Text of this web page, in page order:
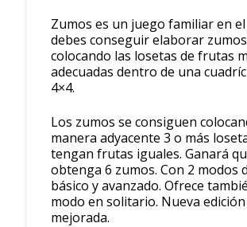
Zumos es un juego familiar en
debes conseguir elaborar zumos
colocando las losetas de frutas
adecuadas dentro de una
4×4.
Los zumos se consiguen
manera adyacente 3 o más
tengan frutas iguales. Ganará
obtenga 6 zumos. Con 2 modos
básico y avanzado. Ofrece
modo en solitario. Nueva edición
mejorada.